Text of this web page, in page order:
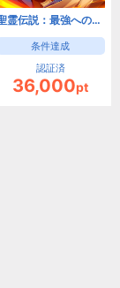
聖霊伝説：最強への道【Android】
条件達成
認証済
36,000pt